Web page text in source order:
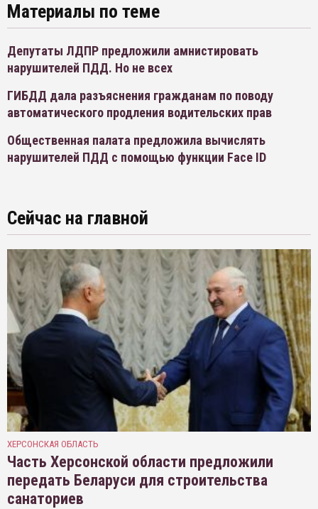
Материалы по теме
Депутаты ЛДПР предложили амнистировать
нарушителей ПДД. Но не всех
ГИБДД дала разъяснения гражданам по поводу
автоматического продления водительских прав
Общественная палата предложила вычислять
нарушителей ПДД с помощью функции Face ID
Сейчас на главной
ХЕРСОНСКАЯ ОБЛАСТЬ
Часть Херсонской области предложили
передать Беларуси для строительства
санаториев